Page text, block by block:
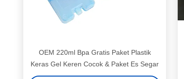
OEM 220ml Bpa Gratis Paket Plastik
Keras Gel Keren Cocok & Paket Es Segar